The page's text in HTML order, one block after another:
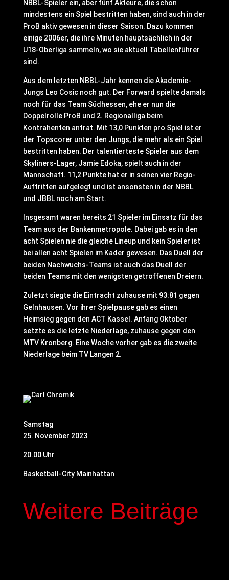
NBBL-Spieler ein, aber fünf Akteure, die schon
mindestens ein Spiel bestritten haben, sind auch in der
ProB aktiv gewesen in dieser Saison. Dazu kommen
einige 2006er, die ihre Minuten hauptsächlich in der
U18-Oberliga sammeln, wo sie aktuell Tabellenführer
sind.
Aus dem letzten NBBL-Jahr kennen die Akademie-
Jungs Leo Cosic noch gut. Der Forward spielte damals
noch für das Team Südhessen, ehe er nun die
Doppelrolle ProB und 2. Regionalliga beim
Kontrahenten antrat. Mit 13,0 Punkten pro Spiel ist er
der Topscorer unter den Jungs, die mehr als ein Spiel
bestritten haben. Der talentierteste Spieler aus dem
Skyliners-Lager, Jamie Edoka, spielt auch in der
Mannschaft. 11,2 Punkte hat er in seinen vier Regio-
Auftritten aufgelegt und ist ansonsten in der NBBL
und JBBL noch am Start.
Insgesamt waren bereits 21 Spieler im Einsatz für das
Team aus der Bankenmetropole. Dabei gab es in den
acht Spielen nie die gleiche Lineup und kein Spieler ist
bei allen acht Spielen im Kader gewesen. Das Duell der
beiden Nachwuchs-Teams ist auch das Duell der
beiden Teams mit den wenigsten getroffenen Dreiern.
Zuletzt siegte die Eintracht zuhause mit 93:81 gegen
Gelnhausen. Vor ihrer Spielpause gab es einen
Heimsieg gegen den ACT Kassel. Anfang Oktober
setzte es die letzte Niederlage, zuhause gegen den
MTV Kronberg. Eine Woche vorher gab es die zweite
Niederlage beim TV Langen 2.
Samstag
25. November 2023
20.00 Uhr
Basketball-City Mainhattan
Weitere Beiträge